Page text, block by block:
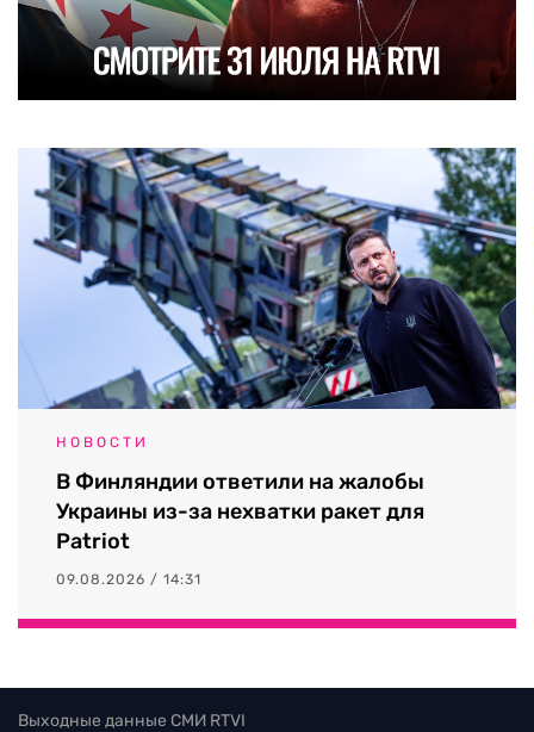
НОВОСТИ
В Финляндии ответили на жалобы
Украины из-за нехватки ракет для
Patriot
09.08.2026 / 14:31
Выходные данные СМИ RTVI